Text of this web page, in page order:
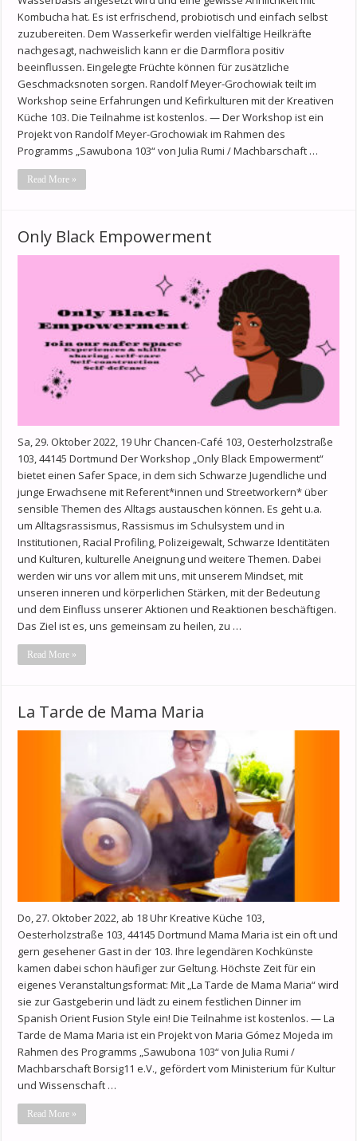
Kombucha hat. Es ist erfrischend, probiotisch und einfach selbst
zuzubereiten. Dem Wasserkefir werden vielfältige Heilkräfte
nachgesagt, nachweislich kann er die Darmflora positiv
beeinflussen. Eingelegte Früchte können für zusätzliche
Geschmacksnoten sorgen. Randolf Meyer-Grochowiak teilt im
Workshop seine Erfahrungen und Kefirkulturen mit der Kreativen
Küche 103. Die Teilnahme ist kostenlos. — Der Workshop ist ein
Projekt von Randolf Meyer-Grochowiak im Rahmen des
Programms „Sawubona 103“ von Julia Rumi / Machbarschaft …
Read More »
Only Black Empowerment
Sa, 29. Oktober 2022, 19 Uhr Chancen-Café 103, Oesterholzstraße
103, 44145 Dortmund Der Workshop „Only Black Empowerment“
bietet einen Safer Space, in dem sich Schwarze Jugendliche und
junge Erwachsene mit Referent*innen und Streetworkern* über
sensible Themen des Alltags austauschen können. Es geht u.a.
um Alltagsrassismus, Rassismus im Schulsystem und in
Institutionen, Racial Profiling, Polizeigewalt, Schwarze Identitäten
und Kulturen, kulturelle Aneignung und weitere Themen. Dabei
werden wir uns vor allem mit uns, mit unserem Mindset, mit
unseren inneren und körperlichen Stärken, mit der Bedeutung
und dem Einfluss unserer Aktionen und Reaktionen beschäftigen.
Das Ziel ist es, uns gemeinsam zu heilen, zu …
Read More »
La Tarde de Mama Maria
Do, 27. Oktober 2022, ab 18 Uhr Kreative Küche 103,
Oesterholzstraße 103, 44145 Dortmund Mama Maria ist ein oft und
gern gesehener Gast in der 103. Ihre legendären Kochkünste
kamen dabei schon häufiger zur Geltung. Höchste Zeit für ein
eigenes Veranstaltungsformat: Mit „La Tarde de Mama Maria“ wird
sie zur Gastgeberin und lädt zu einem festlichen Dinner im
Spanish Orient Fusion Style ein! Die Teilnahme ist kostenlos. — La
Tarde de Mama Maria ist ein Projekt von Maria Gómez Mojeda im
Rahmen des Programms „Sawubona 103“ von Julia Rumi /
Machbarschaft Borsig11 e.V., gefördert vom Ministerium für Kultur
und Wissenschaft …
Read More »